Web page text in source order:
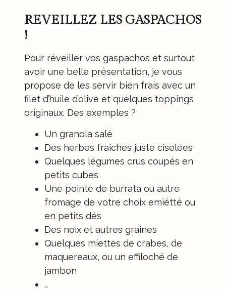
REVEILLEZ LES GASPACHOS
!
Pour réveiller vos gaspachos et surtout
avoir une belle présentation, je vous
propose de les servir bien frais avec un
filet d’huile d’olive et quelques toppings
originaux. Des exemples ?
Un granola salé
Des herbes fraiches juste ciselées
Quelques légumes crus coupés en
petits cubes
Une pointe de burrata ou autre
fromage de votre choix emiétté ou
en petits dés
Des noix et autres graines
Quelques miettes de crabes, de
maquereaux, ou un effiloché de
jambon
…